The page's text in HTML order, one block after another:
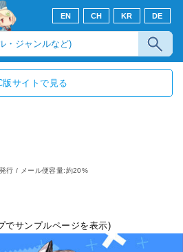
EN CH KR DE
版サイトで見る
行 / メール便容量:約20%
でサンプルページを表示)